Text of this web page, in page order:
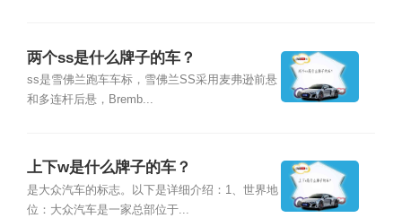
两个ss是什么牌子的车？
ss是雪佛兰跑车车标，雪佛兰SS采用麦弗逊前悬
和多连杆后悬，Bremb...
上下w是什么牌子的车？
是大众汽车的标志。以下是详细介绍：1、世界地
位：大众汽车是一家总部位于...